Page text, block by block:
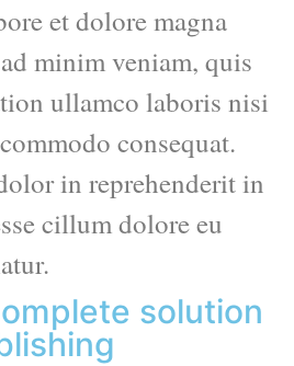
et dolore magna
minim veniam, quis
ullamco laboris nisi
consequat.
in reprehenderit in
cillum dolore eu
solution